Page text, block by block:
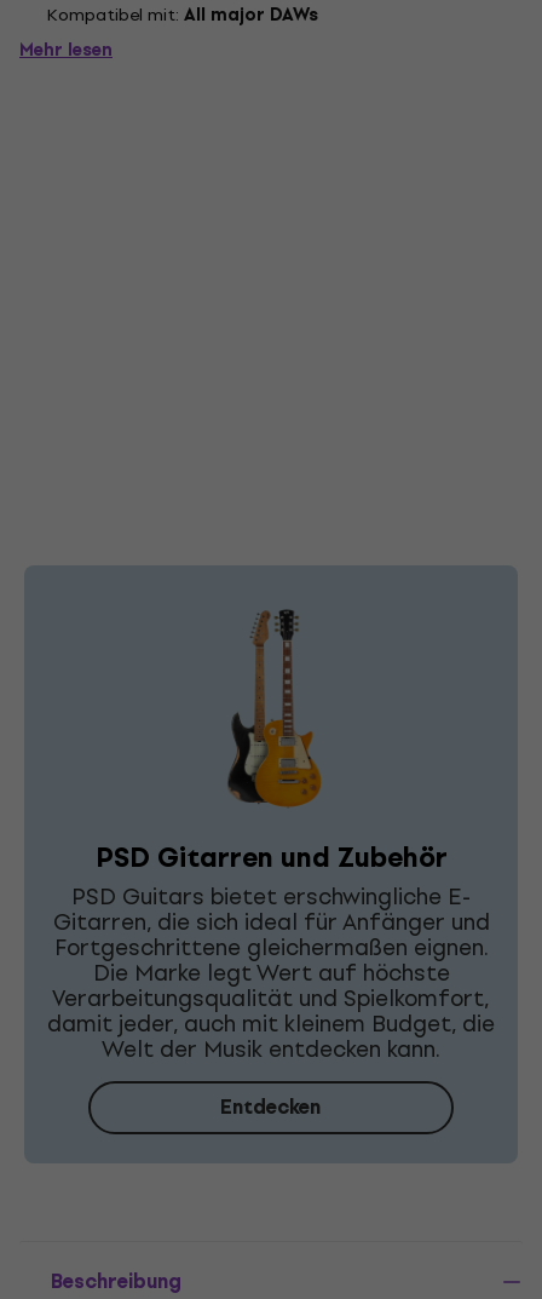
Kompatibel mit: All major DAWs
Mehr lesen
PSD Gitarren und Zubehör
PSD Guitars bietet erschwingliche E-
Gitarren, die sich ideal für Anfänger und
Fortgeschrittene gleichermaßen eignen.
Die Marke legt Wert auf höchste
Verarbeitungsqualität und Spielkomfort,
damit jeder, auch mit kleinem Budget, die
Welt der Musik entdecken kann.
Entdecken
Beschreibung